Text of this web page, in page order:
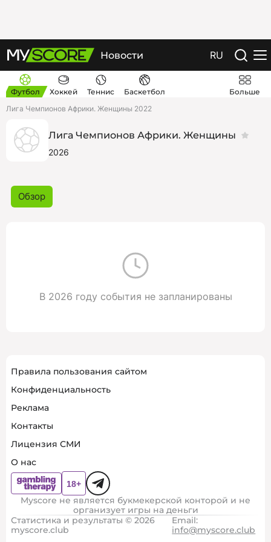
Новости RU
Футбол Хоккей Теннис Баскетбол
Больше
Лига Чемпионов Африки. Женщины 2022
Лига Чемпионов Африки. Женщины
2026
Обзор
В 2026 году события не запланированы
Правила пользования сайтом
Конфиденциальность
Реклама
Контакты
Лицензия СМИ
О нас
Myscore не является букмекерской конторой и не
организует игры на деньги
Статистика и результаты © 2026
myscore.club
Email:
info@myscore.club